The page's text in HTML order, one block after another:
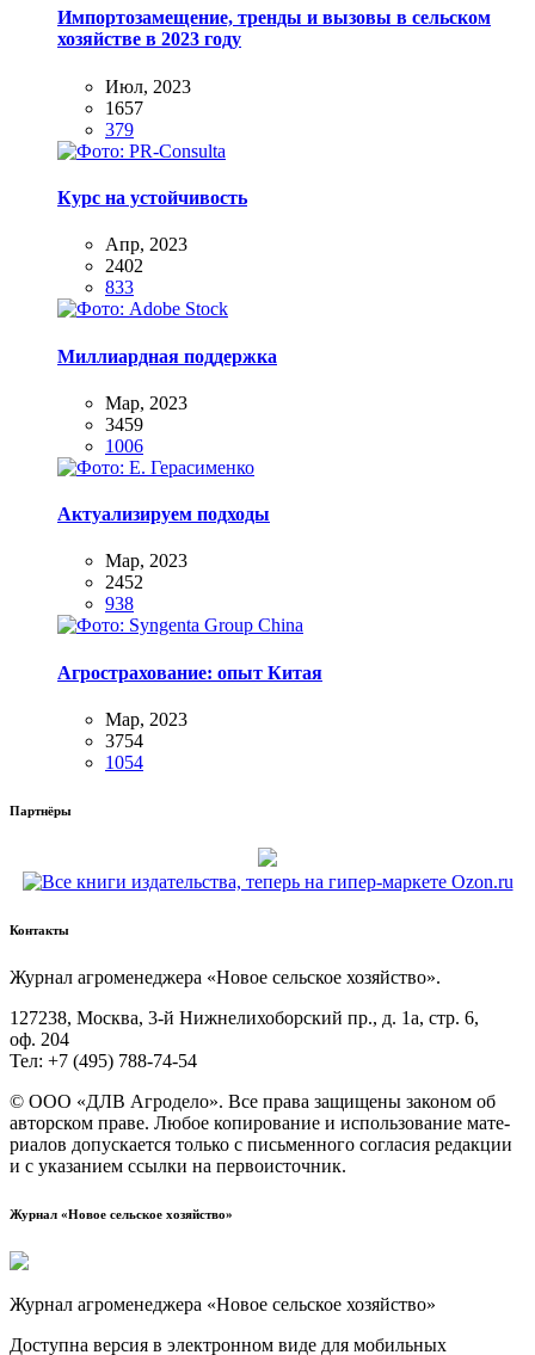
Импортозамещение, тренды и вызовы в сельском
хозяйстве в 2023 году
Июл, 2023
1657
379
Курс на устойчивость
Апр, 2023
2402
833
Миллиардная поддержка
Мар, 2023
3459
1006
Актуализируем подходы
Мар, 2023
2452
938
Агрострахование: опыт Китая
Мар, 2023
3754
1054
Партнёры
Контакты
Жур­нал агро­ме­не­дже­ра «Новое сель­ское хозяйство».
127238, Москва, 3‑й Ниж­не­ли­хо­бор­ский пр., д. 1а, стр. 6,
оф. 204
Тел: +7 (495) 788‑74‑54
© ООО «ДЛВ Агро­де­ло». Все пра­ва защи­ще­ны зако­ном об
автор­ском пра­ве. Любое копи­ро­ва­ние и исполь­зо­ва­ние мате­
ри­а­лов допус­ка­ет­ся толь­ко с пись­мен­но­го согла­сия редак­ции
и с ука­за­ни­ем ссыл­ки на первоисточник.
Журнал «Новое сельское хозяйство»
Журнал агроменеджера «Новое сельское хозяйство»
Доступна версия в электронном виде для мобильных